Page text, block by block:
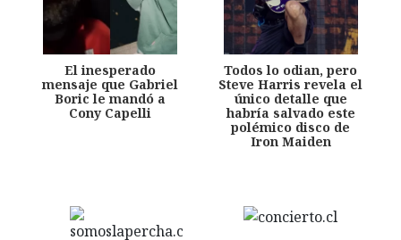
El inesperado
mensaje que Gabriel
Boric le mandó a
Cony Capelli
Todos lo odian, pero
Steve Harris revela el
único detalle que
habría salvado este
polémico disco de
Iron Maiden